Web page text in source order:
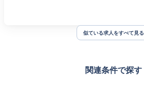
似ている求人をすべて見る
関連条件で探す